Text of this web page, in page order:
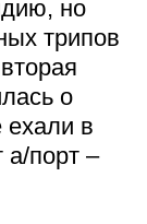
но
трипов
о
ехали в
а/порт –